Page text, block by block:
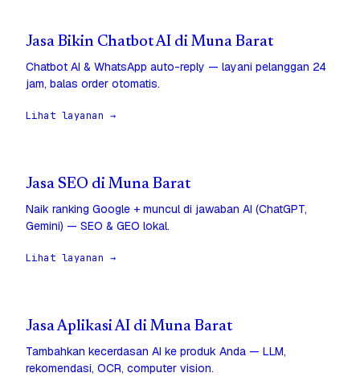
Jasa Bikin Chatbot AI di Muna Barat
Chatbot AI & WhatsApp auto-reply — layani pelanggan 24
jam, balas order otomatis.
Lihat layanan →
Jasa SEO di Muna Barat
Naik ranking Google + muncul di jawaban AI (ChatGPT,
Gemini) — SEO & GEO lokal.
Lihat layanan →
Jasa Aplikasi AI di Muna Barat
Tambahkan kecerdasan AI ke produk Anda — LLM,
rekomendasi, OCR, computer vision.